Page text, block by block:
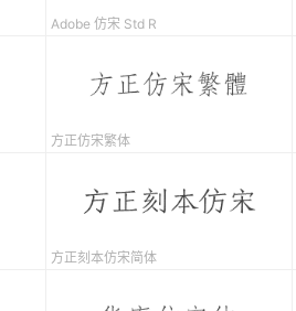
Adobe 仿宋 Std R
方正仿宋繁体
方正刻本仿宋简体